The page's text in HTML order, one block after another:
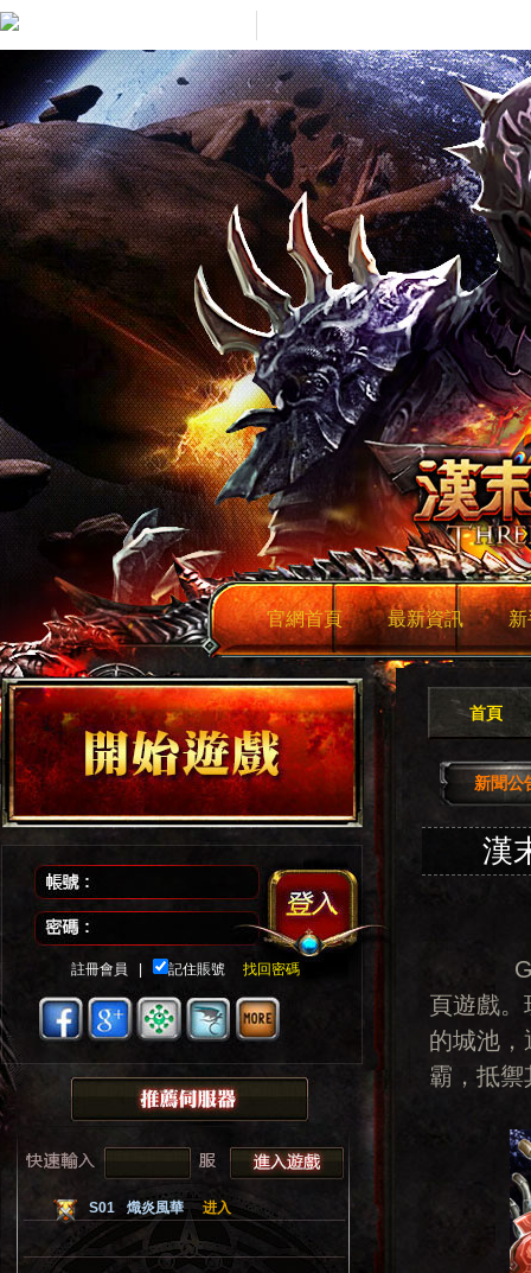
官網首頁 最新資訊 新
註冊會員 記住賬號 找回密碼
S01 熾炎風華 进入
首頁
新聞公
漢
G
頁遊戲
的城池
霸，抵